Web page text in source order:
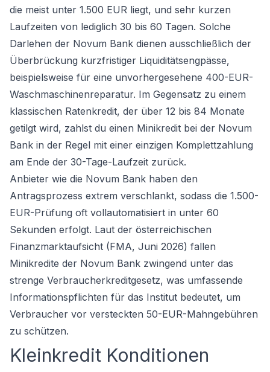
die meist unter 1.500 EUR liegt, und sehr kurzen
Laufzeiten von lediglich 30 bis 60 Tagen. Solche
Darlehen der Novum Bank dienen ausschließlich der
Überbrückung kurzfristiger Liquiditätsengpässe,
beispielsweise für eine unvorhergesehene 400-EUR-
Waschmaschinenreparatur. Im Gegensatz zu einem
klassischen Ratenkredit, der über 12 bis 84 Monate
getilgt wird, zahlst du einen Minikredit bei der Novum
Bank in der Regel mit einer einzigen Komplettzahlung
am Ende der 30-Tage-Laufzeit zurück.
Anbieter wie die Novum Bank haben den
Antragsprozess extrem verschlankt, sodass die 1.500-
EUR-Prüfung oft vollautomatisiert in unter 60
Sekunden erfolgt. Laut der österreichischen
Finanzmarktaufsicht (FMA, Juni 2026) fallen
Minikredite der Novum Bank zwingend unter das
strenge Verbraucherkreditgesetz, was umfassende
Informationspflichten für das Institut bedeutet, um
Verbraucher vor versteckten 50-EUR-Mahngebühren
zu schützen.
Kleinkredit Konditionen